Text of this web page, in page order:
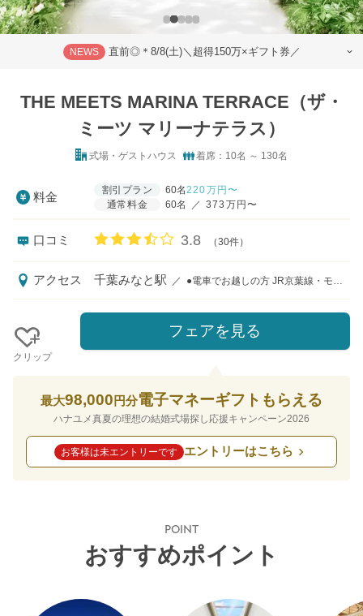
NEWS 直前◎＊8/8(土)＼超得150万×ギフト券／
THE MEETS MARINA TERRACE（ザ・
ミーツ マリーナテラス）
式場・ゲストハウス 着席：10名 ～ 130名
料金
割引プラン 60名220万円〜
通常料金
60名 ／ 373万円〜
口コミ 口コミ評価
3.8 （30件）
アクセス 千葉みなと駅 ／ ●電車でお越しの方 JR京葉線・モノレール「千葉みなと駅」より徒歩7分 ●東京方面よりお車でお越しの方 東関東自動車道「湾岸習志野I.C」より車で20分 ●木更津方面よりお車でお越しの方 東関東自動車道「湾岸千葉I.C」より車で15分
クリップ
フェアを見る
最大98,000 円分電子マネーギフトもらえる
ハナユメ真夏の理想の結婚式場探し応援キャンペーン2026
お客様は未エントリーです エントリーはこちら
POINT
おすすめポイント